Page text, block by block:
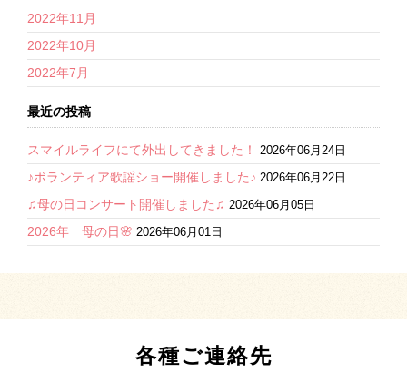
2022年11月
2022年10月
2022年7月
最近の投稿
スマイルライフにて外出してきました！ 2026年06月24日
♪ボランティア歌謡ショー開催しました♪ 2026年06月22日
♫母の日コンサート開催しました♫ 2026年06月05日
2026年 母の日🌸 2026年06月01日
各種ご連絡先